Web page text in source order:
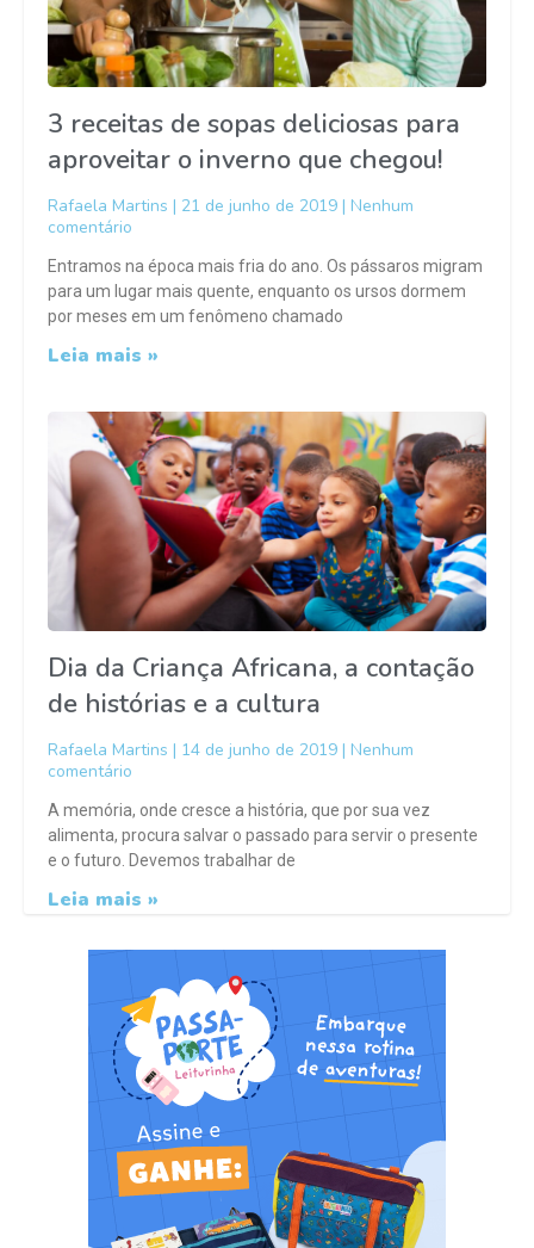
3 receitas de sopas deliciosas para
aproveitar o inverno que chegou!
Rafaela Martins 21 de junho de 2019
Nenhum
comentário
Entramos na época mais fria do ano. Os pássaros migram
para um lugar mais quente, enquanto os ursos dormem
por meses em um fenômeno chamado
Leia mais »
Dia da Criança Africana, a contação
de histórias e a cultura
Rafaela Martins 14 de junho de 2019
Nenhum
comentário
A memória, onde cresce a história, que por sua vez
alimenta, procura salvar o passado para servir o presente
e o futuro. Devemos trabalhar de
Leia mais »